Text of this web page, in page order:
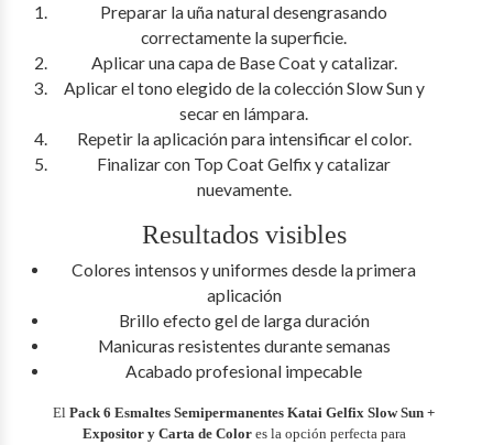
Preparar la uña natural desengrasando
correctamente la superficie.
Aplicar una capa de Base Coat y catalizar.
Aplicar el tono elegido de la colección Slow Sun y
secar en lámpara.
Repetir la aplicación para intensificar el color.
Finalizar con Top Coat Gelfix y catalizar
nuevamente.
Resultados visibles
Colores intensos y uniformes desde la primera
aplicación
Brillo efecto gel de larga duración
Manicuras resistentes durante semanas
Acabado profesional impecable
ElPack 6 Esmaltes Semipermanentes Katai Gelfix Slow Sun +
Expositor y Carta de Colores la opción perfecta para